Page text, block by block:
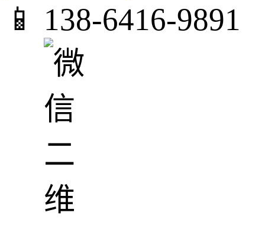
📱 138-6416-9891